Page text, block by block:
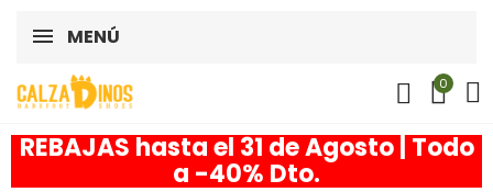
MENÚ
0
REBAJAS hasta el 31 de Agosto | Todo
a -40% Dto.